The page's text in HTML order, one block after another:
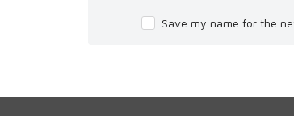
Save my name for the